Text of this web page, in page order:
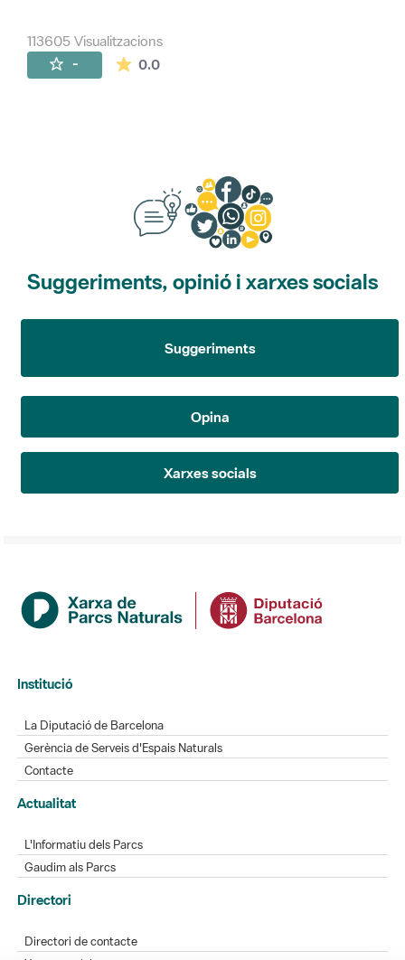
113605 Visualitzacions
- 0.0La mitjana de les valoracions és de 0
Suggeriments, opinió i xarxes socials
Suggeriments
Opina
Xarxes socials
Institució
La Diputació de Barcelona
Gerència de Serveis d'Espais Naturals
Contacte
Actualitat
L'Informatiu dels Parcs
Gaudim als Parcs
Directori
Directori de contacte